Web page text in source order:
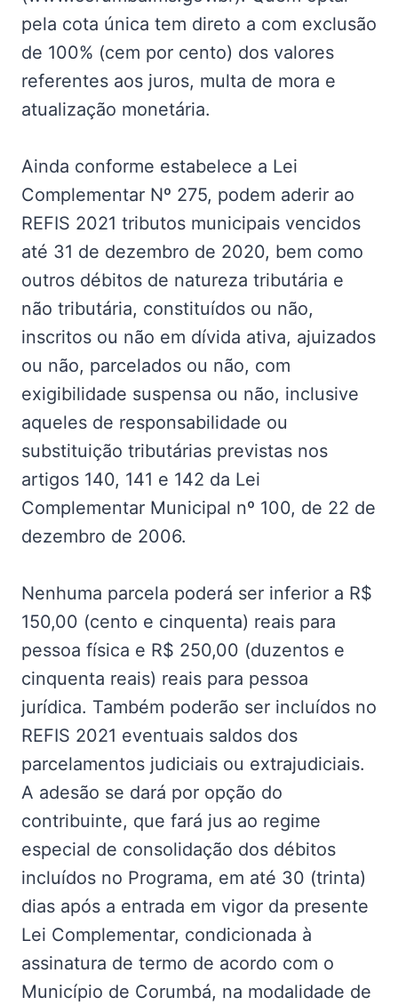
pela cota única tem direto a com exclusão
de 100% (cem por cento) dos valores
referentes aos juros, multa de mora e
atualização monetária.
Ainda conforme estabelece a Lei
Complementar Nº 275, podem aderir ao
REFIS 2021 tributos municipais vencidos
até 31 de dezembro de 2020, bem como
outros débitos de natureza tributária e
não tributária, constituídos ou não,
inscritos ou não em dívida ativa, ajuizados
ou não, parcelados ou não, com
exigibilidade suspensa ou não, inclusive
aqueles de responsabilidade ou
substituição tributárias previstas nos
artigos 140, 141 e 142 da Lei
Complementar Municipal nº 100, de 22 de
dezembro de 2006.
Nenhuma parcela poderá ser inferior a R$
150,00 (cento e cinquenta) reais para
pessoa física e R$ 250,00 (duzentos e
cinquenta reais) reais para pessoa
jurídica. Também poderão ser incluídos no
REFIS 2021 eventuais saldos dos
parcelamentos judiciais ou extrajudiciais.
A adesão se dará por opção do
contribuinte, que fará jus ao regime
especial de consolidação dos débitos
incluídos no Programa, em até 30 (trinta)
dias após a entrada em vigor da presente
Lei Complementar, condicionada à
assinatura de termo de acordo com o
Município de Corumbá, na modalidade de